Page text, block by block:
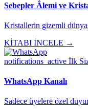
Sebepler Âlemi ve
Kristallerin gizemli
KİTABI İNCELE →
notifications_active İlk
WhatsApp Kanalı
Sadece üyelere özel